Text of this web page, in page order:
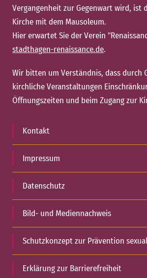
Vergangenheit zur Gegenwart wird, ist
Kirche mit dem Mausoleum.
Hier erwartet Sie der Verein
stadthagen-renaissance.de.
Wir bitten um Verständnis, dass durch
kirchliche Veranstaltungen
Öffnungszeiten und beim Zugang zur
Kontakt
Impressum
Datenschutz
Bild- und Mediennachweis
Schutzkonzept zur Prävention
Erklärung zur Barrierefreiheit